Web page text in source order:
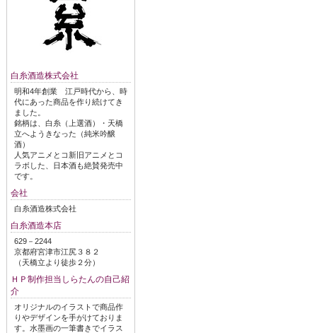
白糸酒造株式会社
明和4年創業 江戸時代から、時
代にあった商品を作り続けてき
ました。
銘柄は、白糸（上選酒）・天橋
立へようきなった（純米吟醸
酒）
人気アニメとコ新旧アニメとコ
ラボした、日本酒も絶賛発売中
です。
会社
白糸酒造株式会社
白糸酒造本店
629－2244
京都府宮津市江尻３８２
（天橋立より徒歩２分）
ＨＰ制作担当しらたんの自己紹
介
オリジナルのイラストで商品作
りやデザインを手がけておりま
す。水墨画の一筆書きでイラス